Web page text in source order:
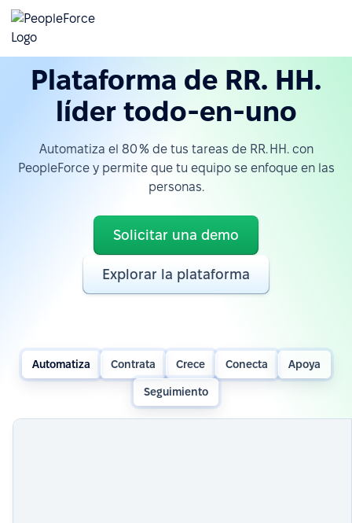
Plataforma de RR. HH.
líder todo-en-uno
Automatiza el 80 % de tus tareas de RR. HH. con
PeopleForce y permite que tu equipo se enfoque en las
personas.
Solicitar una demo
Explorar la plataforma
Automatiza Contrata Crece Conecta Apoya
Seguimiento